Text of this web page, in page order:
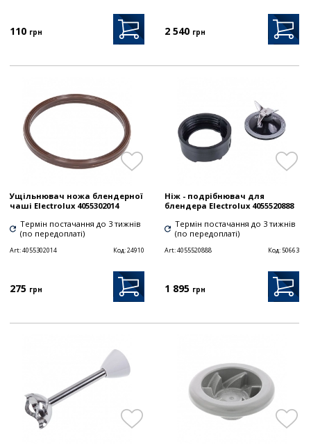
110 грн 2 540 грн
Ущільнювач ножа блендерної
чаші Electrolux 4055302014
Термін постачання до 3 тижнів
(по передоплаті)
Art:4055302014 Код:24910
275 грн
Ніж - подрібнювач для
блендера Electrolux 4055520888
Термін постачання до 3 тижнів
(по передоплаті)
Art:4055520888 Код:50663
1 895 грн